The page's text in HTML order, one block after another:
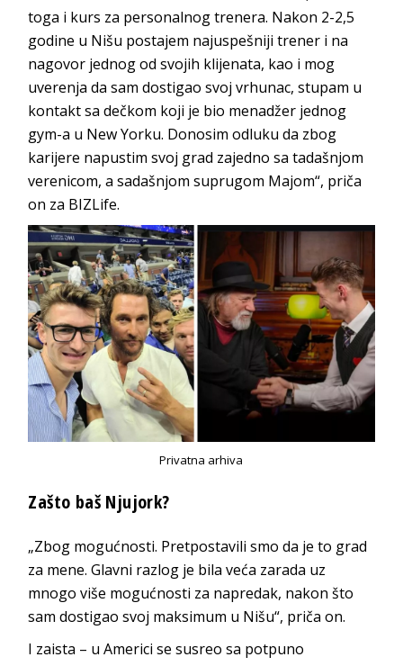
toga i kurs za personalnog trenera. Nakon 2-2,5
godine u Nišu postajem najuspešniji trener i na
nagovor jednog od svojih klijenata, kao i mog
uverenja da sam dostigao svoj vrhunac, stupam u
kontakt sa dečkom koji je bio menadžer jednog
gym-a u New Yorku. Donosim odluku da zbog
karijere napustim svoj grad zajedno sa tadašnjom
verenicom, a sadašnjom suprugom Majom“, priča
on za BIZLife.
Privatna arhiva
Zašto baš Njujork?
„Zbog mogućnosti. Pretpostavili smo da je to grad
za mene. Glavni razlog je bila veća zarada uz
mnogo više mogućnosti za napredak, nakon što
sam dostigao svoj maksimum u Nišu“, priča on.
I zaista – u Americi se susreo sa potpuno